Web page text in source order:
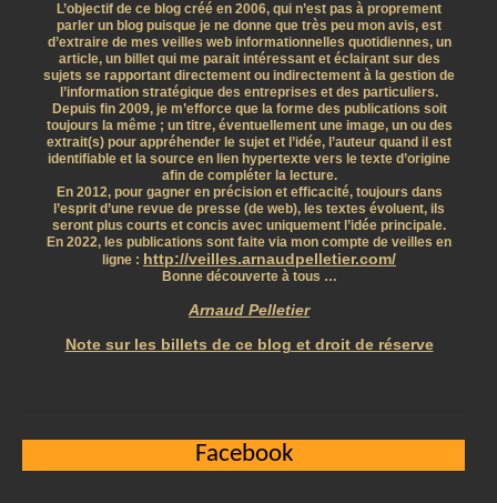
L’objectif de ce blog créé en 2006, qui n’est pas à proprement
parler un blog puisque je ne donne que très peu mon avis, est
d’extraire de mes veilles web informationnelles quotidiennes, un
article, un billet qui me parait intéressant et éclairant sur des
sujets se rapportant directement ou indirectement à la gestion de
l’information stratégique des entreprises et des particuliers.
Depuis fin 2009, je m’efforce que la forme des publications soit
toujours la même ; un titre, éventuellement une image, un ou des
extrait(s) pour appréhender le sujet et l’idée, l’auteur quand il est
identifiable et la source en lien hypertexte vers le texte d’origine
afin de compléter la lecture.
En 2012, pour gagner en précision et efficacité, toujours dans
l’esprit d’une revue de presse (de web), les textes évoluent, ils
seront plus courts et concis avec uniquement l’idée principale.
En 2022, les publications sont faite via mon compte de veilles en
ligne : http://veilles.arnaudpelletier.com/
Bonne découverte à tous …
Arnaud Pelletier
Note sur les billets de ce blog et droit de réserve
Facebook